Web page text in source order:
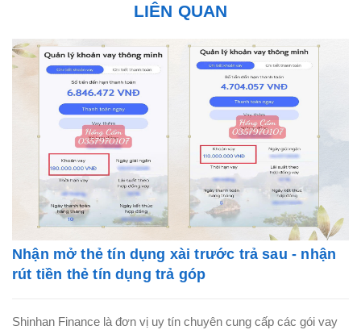
LIÊN QUAN
Nhận mở thẻ tín dụng xài trước trả sau - nhận
rút tiền thẻ tín dụng trả góp
Shinhan Finance là đơn vị uy tín chuyên cung cấp các gói vay